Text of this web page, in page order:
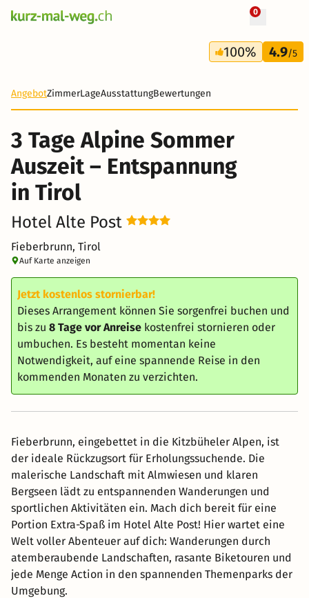
0
3 Tage
233 CHF
+ 32 Fotos
100% 4.9/5
AngebotZimmerLageAusstattungBewertungen
3 Tage Alpine Sommer
Auszeit – Entspannung
in Tirol
Hotel Alte Post
Fieberbrunn, Tirol
Auf Karte anzeigen
Jetzt kostenlos stornierbar!
Dieses Arrangement können Sie sorgenfrei buchen und
bis zu 8 Tage vor Anreise kostenfrei stornieren oder
umbuchen. Es besteht momentan keine
Notwendigkeit, auf eine spannende Reise in den
kommenden Monaten zu verzichten.
Fieberbrunn, eingebettet in die Kitzbüheler Alpen, ist
der ideale Rückzugsort für Erholungssuchende. Die
malerische Landschaft mit Almwiesen und klaren
Bergseen lädt zu entspannenden Wanderungen und
sportlichen Aktivitäten ein. Mach dich bereit für eine
Portion Extra-Spaß im Hotel Alte Post! Hier wartet eine
Welt voller Abenteuer auf dich: Wanderungen durch
atemberaubende Landschaften, rasante Biketouren und
jede Menge Action in den spannenden Themenparks der
Umgebung. ​